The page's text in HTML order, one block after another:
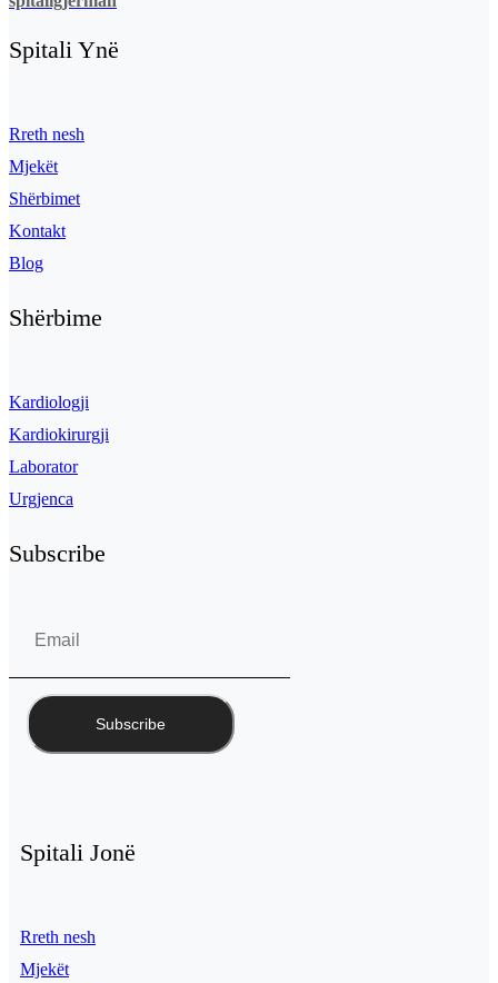
Spitali Ynë
Rreth nesh
Mjekët
Shërbimet
Kontakt
Blog
Shërbime
Kardiologji
Kardiokirurgji
Laborator
Urgjenca
Subscribe
Spitali Jonë
Rreth nesh
Mjekët